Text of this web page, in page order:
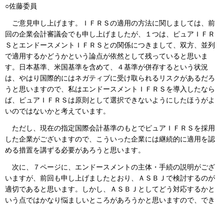
○佐藤委員
ご意見申し上げます。ＩＦＲＳの適用の方法に関しましては、前
回の企業会計審議会でも申し上げましたが、１つは、ピュアＩＦＲ
ＳとエンドースメントＩＦＲＳとの関係につきまして、双方、並列
で適用するかどうかという論点が依然として残っていると思いま
す。日本基準、米国基準を含めて、４基準が併存するという状況
は、やはり国際的にはネガティブに受け取られるリスクがあるだろ
うと思いますので、私はエンドースメントＩＦＲＳを導入したなら
ば、ピュアＩＦＲＳは原則として選択できないようにしたほうがよ
いのではないかと考えています。
ただし、現在の指定国際会計基準のもとでピュアＩＦＲＳを採用
した企業がございますので、こういった企業には継続的に適用を認
める措置を講ずる必要があろうと思います。
次に、７ページに、エンドースメントの主体・手続の説明がござ
いますが、前回も申し上げましたとおり、ＡＳＢＪで検討するのが
適切であると思います。しかし、ＡＳＢＪとしてどう対応するかと
いう点ではかなり悩ましいところがあろうかと思いますので、でき